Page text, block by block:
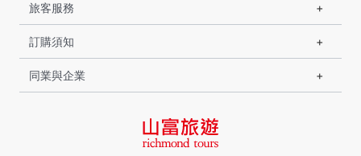
旅客服務
訂購須知
同業與企業